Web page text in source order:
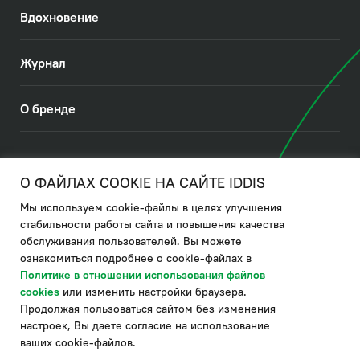
Вдохновение
Журнал
О бренде
Политика в отношении использования файлов cookies
Политика обработки ПДн
Политика в области управления цепочкой поставки
по системе "НСЛС"
Производитель оставляет за собой право в любой момент
вносить изменения в комплектацию, дизайн и характеристики
товара, не ухудшающие его качество.
О ФАЙЛАХ COOKIE НА САЙТЕ IDDIS
Мы используем cookie-файлы в целях улучшения
стабильности работы сайта и повышения качества
обслуживания пользователей. Вы можете
ознакомиться подробнее о cookie-файлах в
Политике в отношении использования файлов
cookies или изменить настройки браузера.
Продолжая пользоваться сайтом без изменения
настроек, Вы даете согласие на использование
ваших cookie-файлов.